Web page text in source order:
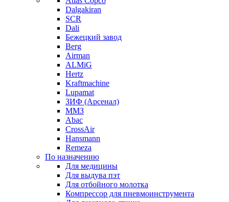
Dalgakiran
SCR
Dali
Бежецкий завод
Berg
Airman
ALMiG
Hertz
Kraftmachine
Lupamat
ЗИФ (Арсенал)
ММЗ
Abac
CrossAir
Hansmann
Remeza
По назначению
Для медицины
Для выдува пэт
Для отбойного молотка
Компрессор для пневмоинструмента